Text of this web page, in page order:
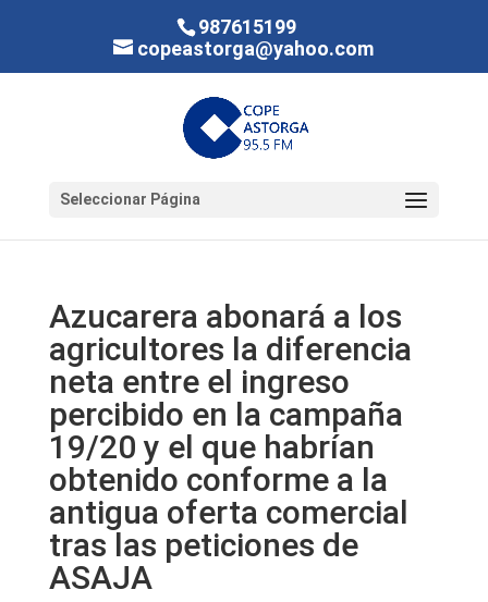
987615199
copeastorga@yahoo.com
Seleccionar Página
Azucarera abonará a los
agricultores la diferencia
neta entre el ingreso
percibido en la campaña
19/20 y el que habrían
obtenido conforme a la
antigua oferta comercial
tras las peticiones de
ASAJA